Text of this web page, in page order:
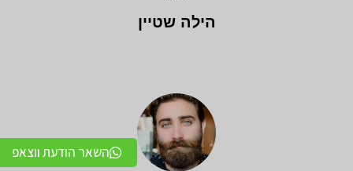
הילה שטיין
השאר הודעת ווצאפ